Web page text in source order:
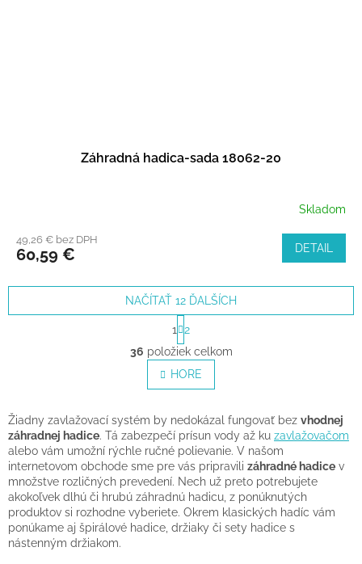
Záhradná hadica-sada 18062-20
Skladom
49,26 € bez DPH
60,59 € DETAIL
O
v
l
á
a
c
i
e
p
r
v
k
NAČÍTAŤ 12 ĎALŠÍCH
t
r
á
n
k
v
a
n
i
e
1
2
36 položiek celkom
HORE
Žiadny zavlažovací systém by nedokázal fungovať bez vhodnej
záhradnej hadice. Tá zabezpečí prísun vody až ku zavlažovačom
alebo vám umožní rýchle ručné polievanie. V našom
internetovom obchode sme pre vás pripravili záhradné hadice v
množstve rozličných prevedení. Nech už preto potrebujete
akokoľvek dlhú či hrubú záhradnú hadicu, z ponúknutých
produktov si rozhodne vyberiete. Okrem klasických hadíc vám
ponúkame aj špirálové hadice, držiaky či sety hadice s
nástenným držiakom.